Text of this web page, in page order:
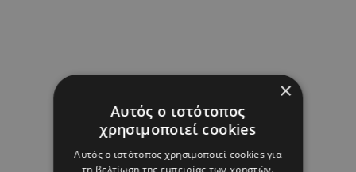
×
Αυτός ο ιστότοπος
χρησιμοποιεί cookies
Αυτός ο ιστότοπος χρησιμοποιεί cookies για
τη βελτίωση της εμπειρίας των χρηστών.